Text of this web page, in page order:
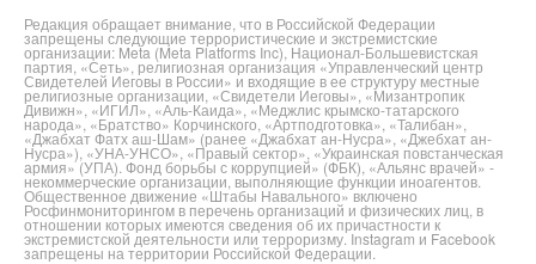
Редакция обращает внимание, что в Российской Федерации
запрещены следующие террористические и экстремистские
организации: Meta (Meta Platforms Inc), Национал-Большевистская
партия, «Сеть», религиозная организация «Управленческий центр
Свидетелей Иеговы в России» и входящие в ее структуру местные
религиозные организации, «Свидетели Иеговы», «Мизантропик
Дивижн», «ИГИЛ», «Аль-Каида», «Меджлис крымско-татарского
народа», «Братство» Корчинского, «Артподготовка», «Талибан»,
«Джабхат Фатх аш-Шам» (ранее «Джабхат ан-Нусра», «Джебхат ан-
Нусра»), «УНА-УНСО», «Правый сектор», «Украинская повстанческая
армия» (УПА). Фонд борьбы с коррупцией» (ФБК), «Альянс врачей» -
некоммерческие организации, выполняющие функции иноагентов.
Общественное движение «Штабы Навального» включено
Росфинмониторингом в перечень организаций и физических лиц, в
отношении которых имеются сведения об их причастности к
экстремистской деятельности или терроризму. Instagram и Facebook
запрещены на территории Российской Федерации.